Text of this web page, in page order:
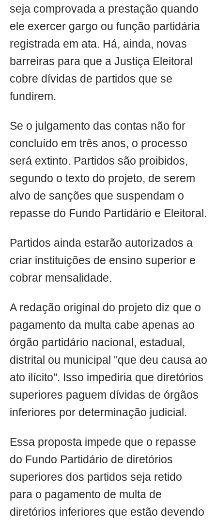
seja comprovada a prestação quando
ele exercer gargo ou função partidária
registrada em ata. Há, ainda, novas
barreiras para que a Justiça Eleitoral
cobre dívidas de partidos que se
fundirem.
Se o julgamento das contas não for
concluído em três anos, o processo
será extinto. Partidos são proibidos,
segundo o texto do projeto, de serem
alvo de sanções que suspendam o
repasse do Fundo Partidário e Eleitoral.
Partidos ainda estarão autorizados a
criar instituições de ensino superior e
cobrar mensalidade.
A redação original do projeto diz que o
pagamento da multa cabe apenas ao
órgão partidário nacional, estadual,
distrital ou municipal "que deu causa ao
ato ilícito". Isso impediria que diretórios
superiores paguem dívidas de órgãos
inferiores por determinação judicial.
Essa proposta impede que o repasse
do Fundo Partidário de diretórios
superiores dos partidos seja retido
para o pagamento de multa de
diretórios inferiores que estão devendo